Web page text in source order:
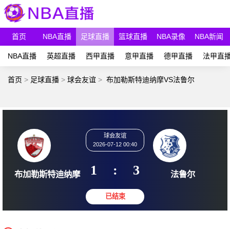
首页 NBA直播 足球直播 篮球直播 NBA录像 NBA新闻
NBA直播 英超直播 西甲直播 意甲直播 德甲直播 法甲直
首页 > 足球直播 > 球会友谊 > 布加勒斯特迪纳摩VS法鲁尔
布加勒斯特迪纳摩
球会友谊
2026-07-12 00:40
1 : 3 法